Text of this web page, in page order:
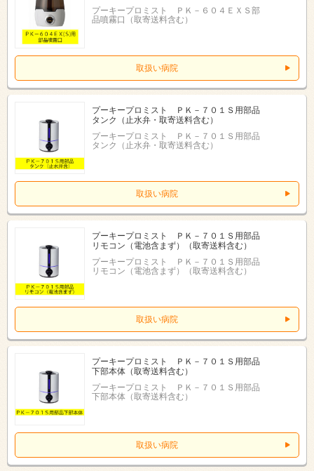
プーキープロミスト ＰＫ－６０４ＥＸＳ部
品噴霧口（取寄送料含む）
取扱い病院
プーキープロミスト ＰＫ－７０１Ｓ用部品
タンク（止水弁・取寄送料含む）
プーキープロミスト ＰＫ－７０１Ｓ用部品
タンク（止水弁・取寄送料含む）
取扱い病院
プーキープロミスト ＰＫ－７０１Ｓ用部品
リモコン（電池含まず）（取寄送料含む）
プーキープロミスト ＰＫ－７０１Ｓ用部品
リモコン（電池含まず）（取寄送料含む）
取扱い病院
プーキープロミスト ＰＫ－７０１Ｓ用部品
下部本体（取寄送料含む）
プーキープロミスト ＰＫ－７０１Ｓ用部品
下部本体（取寄送料含む）
取扱い病院